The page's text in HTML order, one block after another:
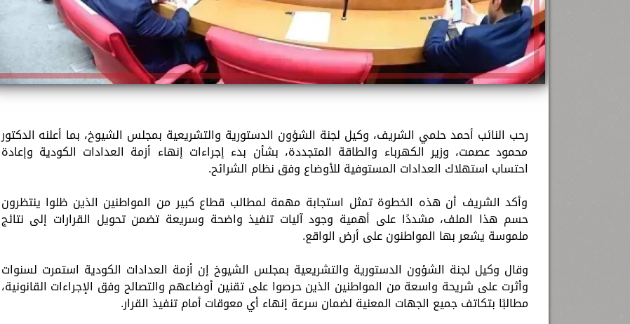
رحب النائب أحمد حلمي الشريف، وكيل لجنة الشؤون الدستورية والتشريعية بمجلس الشيوخ، بما أعلنه الدكتور
محمود عصمت، وزير الكهرباء والطاقة المتجددة، بشأن بدء إجراءات إنهاء أزمة العدادات الكودية وإعادة
احتساب استهلاك العدادات المستوفية للأوضاع وفق نظام الشرائح.
وأكد الشريف أن هذه الخطوة تمثل استجابة مهمة لمطالب قطاع كبير من المواطنين الذين ظلوا ينتظرون
حسم هذا الملف، مشددًا على أهمية وجود آليات تنفيذ واضحة وسريعة تضمن تحويل القرارات إلى نتائج
ملموسة يشعر بها المواطنون على أرض الواقع.
وقال وكيل لجنة الشؤون الدستورية والتشريعية بمجلس الشيوخ إن أزمة العدادات الكودية استمرت لسنوات
وأثرت على شريحة واسعة من المواطنين الذين حرصوا على تقنين أوضاعهم والتصالح وفق الإجراءات القانونية،
مطالبًا بتكاتف جميع الجهات المعنية لضمان سرعة إنهاء أي معوقات أمام تنفيذ القرار.